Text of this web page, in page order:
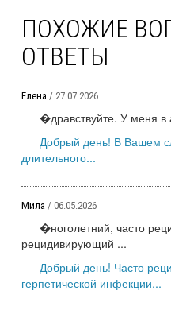
ПОХОЖИЕ
ОТВЕТЫ
Елена / 27.07.2026
�дравствуйте. У меня в
Добрый день! В Вашем
длительного...
Мила / 06.05.2026
�ноголетний, часто
рецидивирующий ...
Добрый день! Часто
герпетической инфекции...